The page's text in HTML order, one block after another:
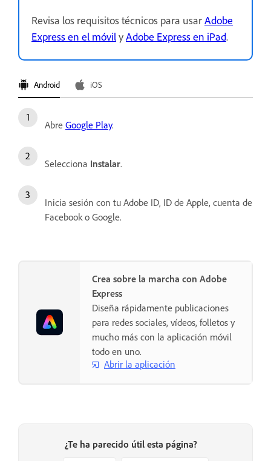
Revisa los requisitos técnicos para usarAdobe
Express en el móvilyAdobe Express en iPad.
Android iOS
Abre Google Play.
Selecciona Instalar.
Inicia sesión con tu Adobe ID, ID de Apple, cuenta de
Facebook o Google.
Crea sobre la marcha con Adobe
Express
Diseña rápidamente publicaciones
para redes sociales, vídeos, folletos y
mucho más con la aplicación móvil
todo en uno.
Abrir la aplicación
¿Te ha parecido útil esta página?